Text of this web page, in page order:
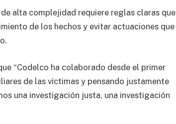
alta complejidad requiere reglas claras que
de los hechos y evitar actuaciones que
“Codelco ha colaborado desde el primer
de las víctimas y pensando justamente
una investigación justa, una investigación